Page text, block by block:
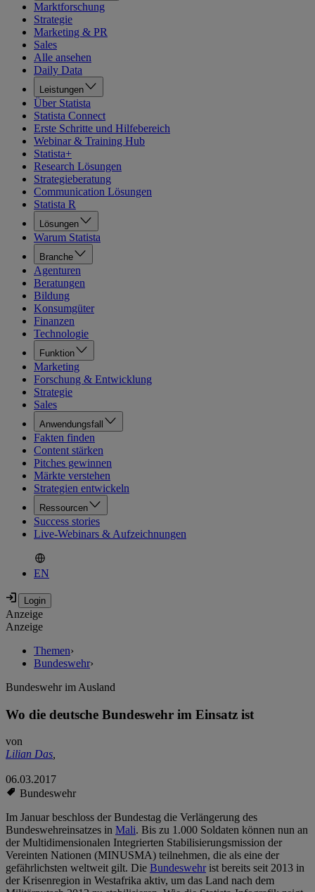
Marktforschung
Strategie
Marketing & PR
Sales
Alle ansehen
Daily Data
Leistungen
Über Statista
Statista Connect
Erste Schritte und Hilfebereich
Webinar & Training Hub
Statista+
Research Lösungen
Strategieberatung
Communication Lösungen
Statista R
Lösungen
Warum Statista
Branche
Agenturen
Beratungen
Bildung
Konsumgüter
Finanzen
Technologie
Funktion
Marketing
Forschung & Entwicklung
Strategie
Sales
Anwendungsfall
Fakten finden
Content stärken
Pitches gewinnen
Märkte verstehen
Strategien entwickeln
Ressourcen
Success stories
Live-Webinars & Aufzeichnungen
EN
Anzeige
Anzeige
Themen›
Bundeswehr›
Bundeswehr im Ausland
Wo die deutsche Bundeswehr im Einsatz ist
von
Lilian Das,
06.03.2017
Bundeswehr
Im Januar beschloss der Bundestag die Verlängerung des
Bundeswehreinsatzes in Mali. Bis zu 1.000 Soldaten können nun an
der Multidimensionalen Integrierten Stabilisierungsmission der
Vereinten Nationen (MINUSMA) teilnehmen, die als eine der
gefährlichsten weltweit gilt. Die Bundeswehrist bereits seit 2013 in
der Krisenregion in Westafrika aktiv, um das Land nach dem